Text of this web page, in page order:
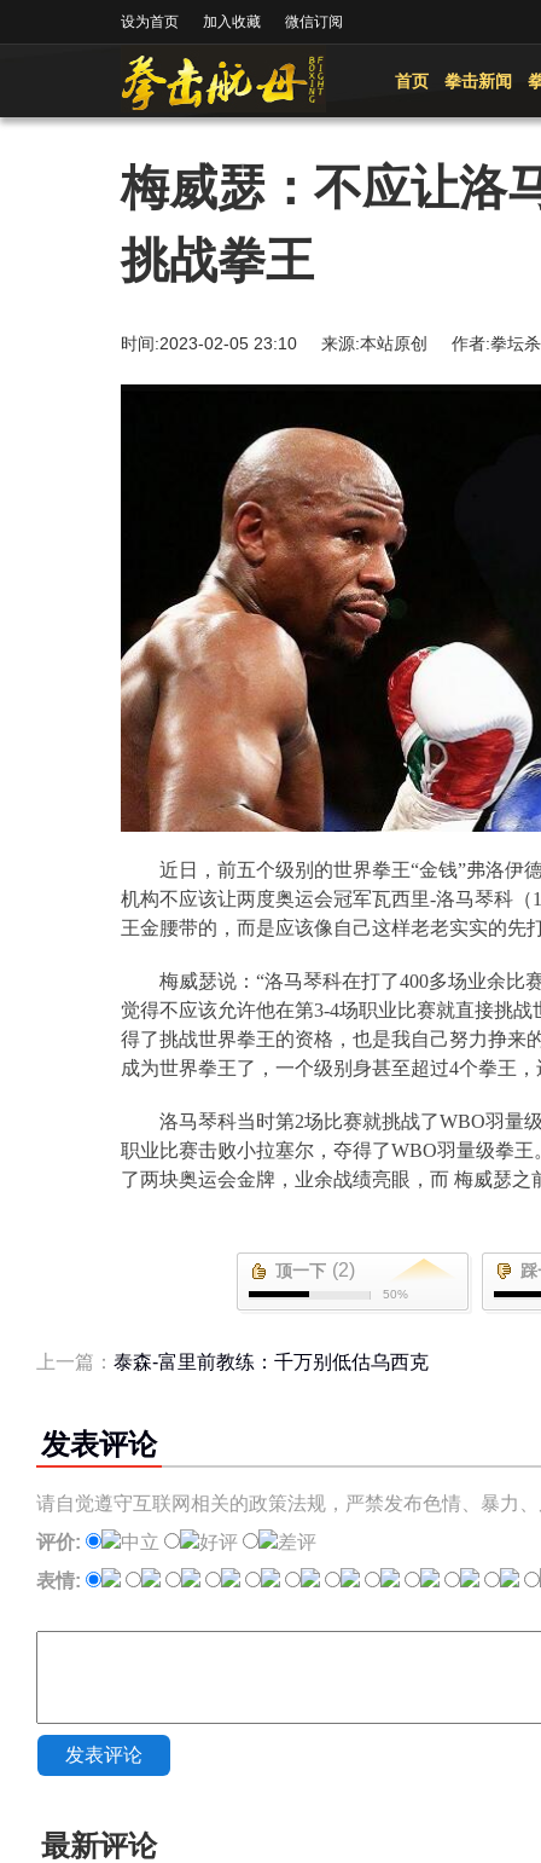
设为首页 加入收藏 微信订阅
首页 拳击新闻
梅威瑟：不应让洛
挑战拳王
时间:2023-02-05 23:10 来源:本站原创 作者:拳
近日，前五个级别的世界拳王“金钱”弗洛伊
机构不应该让两度奥运会冠军瓦西里-洛马琴科（
王金腰带的，而是应该像自己这样老老实实的先
梅威瑟说：“洛马琴科在打了400多场业余比
觉得不应该允许他在第3-4场职业比赛就直接挑战
得了挑战世界拳王的资格，也是我自己努力挣来
成为世界拳王了，一个级别身甚至超过4个拳王，
洛马琴科当时第2场比赛就挑战了WBO羽量
职业比赛击败小拉塞尔，夺得了WBO羽量级拳王
了两块奥运会金牌，业余战绩亮眼，而 梅威瑟
顶一下 (2)
50%
上一篇： 泰森-富里前教练：千万别低估乌西克
发表评论
请自觉遵守互联网相关的政策法规，严禁发布色情、暴力
评价:
中立 好评
差评
表情:
发表评论
最新评论